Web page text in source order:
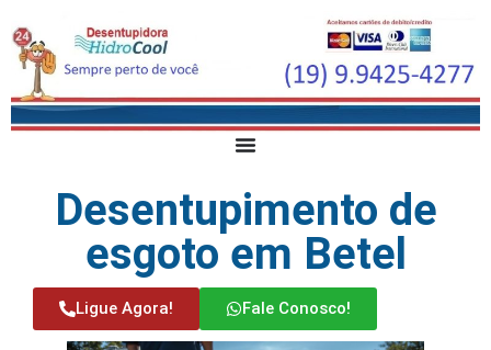
Desentupimento de
esgoto em Betel
Ligue Agora! Fale Conosco!